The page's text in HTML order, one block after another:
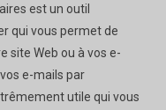
est un outil
qui vous permet de
site Web ou à vos e-
e-mails par
utile qui vous